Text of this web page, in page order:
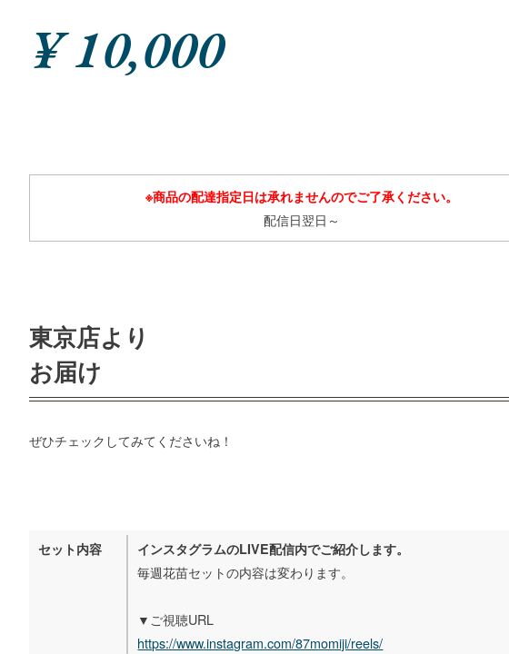
¥ 10,000
※商品の配達指定日は承れませんのでご了承ください。
配信日翌日～
東京店より
お届け
ぜひチェックしてみてくださいね！
セット内容 インスタグラムのLIVE配信内でご紹介します。
毎週花苗セットの内容は変わります。
▼ご視聴URL
https://www.instagram.com/87momiji/reels/